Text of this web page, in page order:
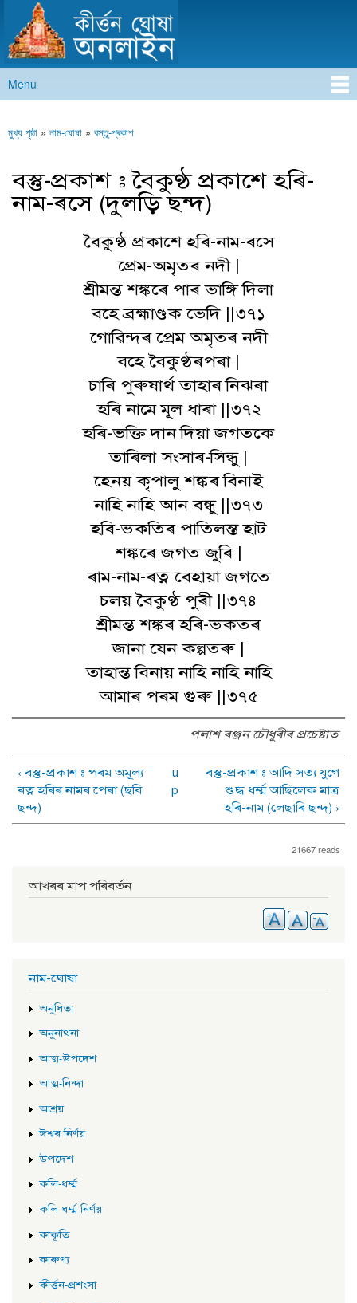
main
content
কীৰ্ত্তন ঘোষা অনলাইন
Main menu
Menu
You are here
মুখ্য পৃষ্ঠা » নাম-ঘোষা » বস্তু-প্ৰকাশ
বস্তু-প্ৰকাশ : বৈকুণ্ঠ প্ৰকাশে হৰি-
নাম-ৰসে (দুলড়ি ছন্দ)
বৈকুণ্ঠ প্ৰকাশে হৰি-নাম-ৰসে
প্ৰেম-অমৃতৰ নদী |
শ্ৰীমন্ত শঙ্কৰে পাৰ ভাঙ্গি দিলা
বহে ব্ৰহ্মাণ্ডক ভেদি ||৩৭১
গোৱিন্দৰ প্ৰেম অমৃতৰ নদী
বহে বৈকুণ্ঠৰপৰা |
চাৰি পুৰুষাৰ্থ তাহাৰ নিঝৰা
হৰি নামে মূল ধাৰা ||৩৭২
হৰি-ভক্তি দান দিয়া জগতকে
তাৰিলা সংসাৰ-সিন্ধু |
হেনয় কৃপালু শঙ্কৰ বিনাই
নাহি নাহি আন বন্ধু ||৩৭৩
হৰি-ভকতিৰ পাতিলন্ত হাট
শঙ্কৰে জগত জুৰি |
ৰাম-নাম-ৰত্ন বেহায়া জগতে
চলয় বৈকুণ্ঠ পুৰী ||৩৭৪
শ্ৰীমন্ত শঙ্কৰ হৰি-ভকতৰ
জানা যেন কল্পতৰু |
তাহান্ত বিনায় নাহি নাহি নাহি
আমাৰ পৰম গুৰু ||৩৭৫
পলাশ ৰঞ্জন চৌধুৰীৰ প্ৰচেষ্টাত
‹ বস্তু-প্ৰকাশ : পৰম অমূল্য
ৰত্ন হৰিৰ নামৰ পেৰা (ছবি
ছন্দ)
u
p
বস্তু-প্ৰকাশ : আদি সত্য যুগে
শুদ্ধ ধৰ্ম্ম আছিলেক মাত্ৰ
হৰি-নাম (লেছাৰি ছন্দ) ›
21667 reads
আখৰৰ মাপ পৰিবৰ্তন
নাম-ঘোষা
অনুধিতা
অনুনাথনা
আত্ম-উপদেশ
আত্ম-নিন্দা
আশ্ৰয়
ঈশ্বৰ নিৰ্ণয়
উপদেশ
কলি-ধৰ্ম্ম
কলি-ধৰ্ম্ম-নিৰ্ণয়
কাকূতি
কাৰুণ্য
কীৰ্ত্তন-প্ৰশংসা